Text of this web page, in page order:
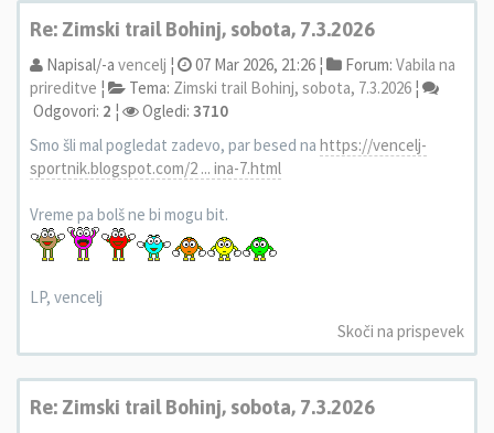
Re: Zimski trail Bohinj, sobota, 7.3.2026
Napisal/-a vencelj ¦ 07 Mar 2026, 21:26 ¦ Forum: Vabila na
prireditve ¦ Tema: Zimski trail Bohinj, sobota, 7.3.2026 ¦
Odgovori: 2 ¦ Ogledi: 3710
Smo šli mal pogledat zadevo, par besed na https://vencelj-
sportnik.blogspot.com/2 ... ina-7.html
Vreme pa bolš ne bi mogu bit.
LP, vencelj
Skoči na prispevek
Re: Zimski trail Bohinj, sobota, 7.3.2026